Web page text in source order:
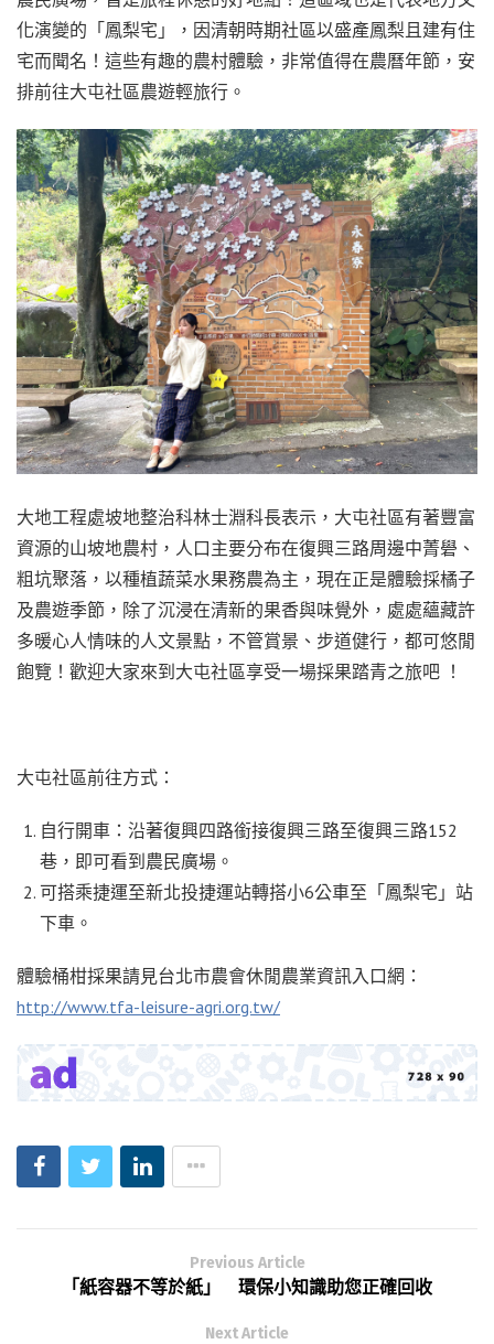
化演變的「鳳梨宅」，因清朝時期社區以盛產鳳梨且建有住
宅而聞名！這些有趣的農村體驗，非常值得在農曆年節，安
排前往大屯社區農遊輕旅行。
大地工程處坡地整治科林士淵科長表示，大屯社區有著豐富
資源的山坡地農村，人口主要分布在復興三路周邊中菁礐、
粗坑聚落，以種植蔬菜水果務農為主，現在正是體驗採橘子
及農遊季節，除了沉浸在清新的果香與味覺外，處處蘊藏許
多暖心人情味的人文景點，不管賞景、步道健行，都可悠閒
飽覽！歡迎大家來到大屯社區享受一場採果踏青之旅吧 ！
大屯社區前往方式：
自行開車：沿著復興四路銜接復興三路至復興三路152
巷，即可看到農民廣場。
可搭乘捷運至新北投捷運站轉搭小6公車至「鳳梨宅」站
下車。
體驗桶柑採果請見台北市農會休閒農業資訊入口網：
http://www.tfa-leisure-agri.org.tw/
Previous Article
「紙容器不等於紙」 環保小知識助您正確回收
Next Article